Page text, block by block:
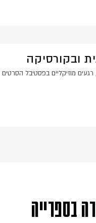
ובקורסיקה
מוזיקליים בפסטיבל
בספרייה